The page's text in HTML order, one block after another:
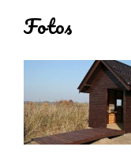
Teiches sichtbar.
im Schilf
Wertvolle Arten
Prismen.
Rohrdommel,
Fotos